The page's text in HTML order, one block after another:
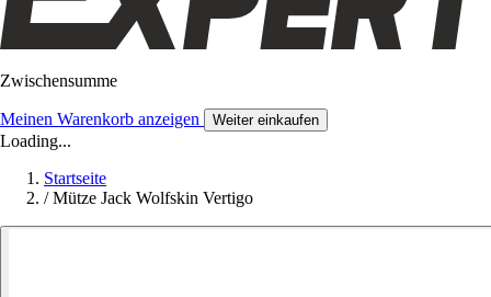
Zwischensumme
Meinen Warenkorb anzeigen Weiter einkaufen
Loading...
Startseite
/ Mütze Jack Wolfskin Vertigo